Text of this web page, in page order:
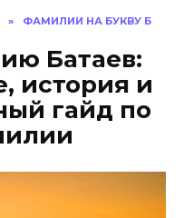
» ФАМИЛИИ НА БУКВУ Б
Батаев:
история и
гайд по